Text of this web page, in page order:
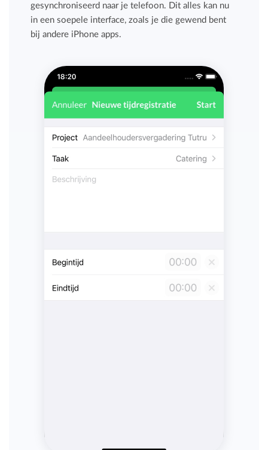
gesynchroniseerd naar je telefoon. Dit alles kan nu
in een soepele interface, zoals je die gewend bent
bij andere iPhone apps.